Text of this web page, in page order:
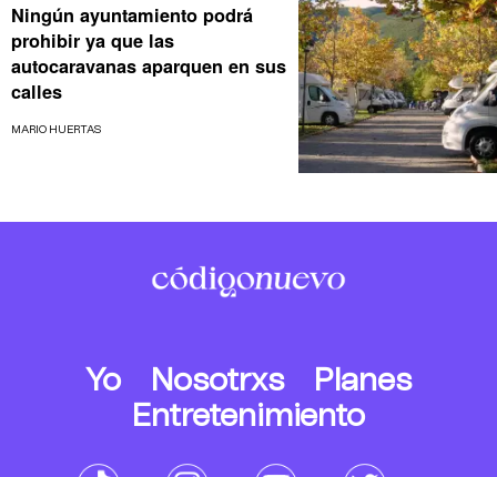
Ningún ayuntamiento podrá
prohibir ya que las
autocaravanas aparquen en sus
calles
MARIO HUERTAS
Yo Nosotrxs
Planes
Entretenimiento